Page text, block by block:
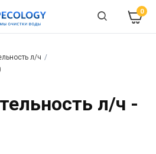
0
л/ч
л/ч -